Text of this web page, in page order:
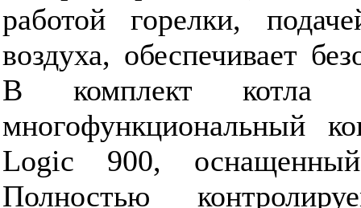
работой горелки,
воздуха, обеспечивает
В комплект котла
многофункциональный
Logic 900,
Полностью